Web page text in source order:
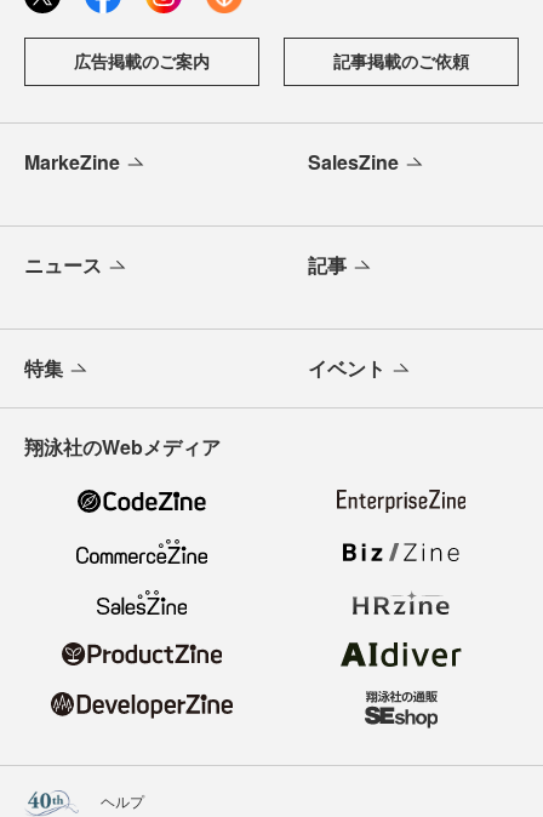
広告掲載のご案内 記事掲載のご依頼
MarkeZine SalesZine
ニュース 記事
特集 イベント
翔泳社のWebメディア
ヘルプ